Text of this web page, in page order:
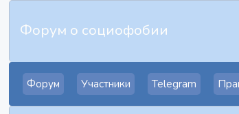
Форум о социофобии
Форум Участники Telegram